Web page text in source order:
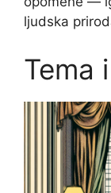
ljudska
Tema